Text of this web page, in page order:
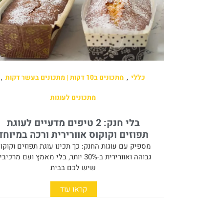
כללי , מתכונים ב10 דקות | מתכונים בעשר דקות
,
מתכונים לעוגות
בלי חנק: 2 טיפים מדעיים לעוגת
תפוזים וקוקוס אוורירית ורכה
מספיק עם עוגות החנק: כך תכינו עוגת תפוזים
גבוהה ואוורירית ב-30% יותר, בלי מאמץ ועם
שיש לכם בבית
קראו עוד